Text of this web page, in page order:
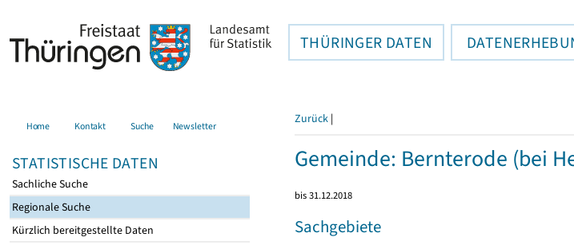
THÜRINGER DATEN
Home Kontakt Suche Newsletter
STATISTISCHE DATEN
Sachliche Suche
Regionale Suche
Kürzlich bereitgestellte Daten
Zurück |
Gemeinde: Bernterode (bei
bis 31.12.2018
Sachgebiete